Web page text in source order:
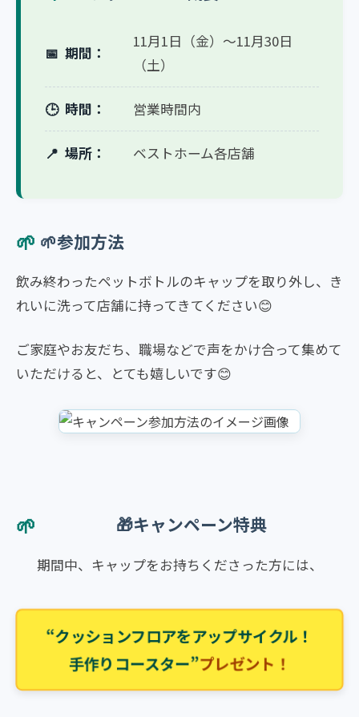
期間：
11月1日（金）〜11月30日
（土）
時間： 営業時間内
場所： ベストホーム各店舗
🌱参加方法
飲み終わったペットボトルのキャップを取り外し、き
れいに洗って店舗に持ってきてください😊
ご家庭やお友だち、職場などで声をかけ合って集めて
いただけると、とても嬉しいです😊
🎁キャンペーン特典
期間中、キャップをお持ちくださった方には、
“クッションフロアをアップサイクル！
手作りコースター”プレゼント！